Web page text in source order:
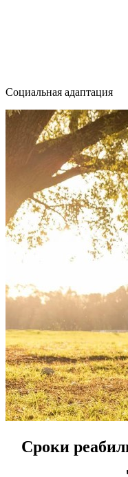
Социальная адаптация
Сроки